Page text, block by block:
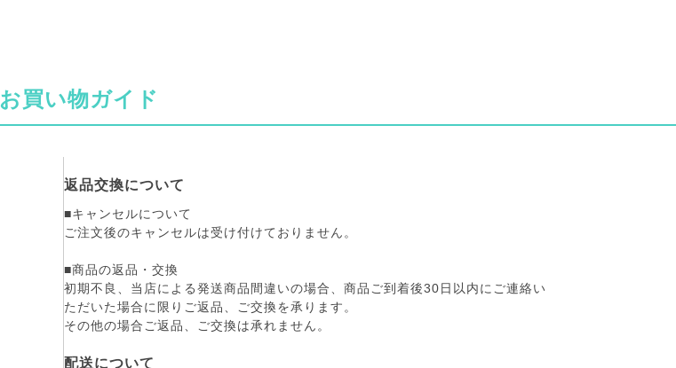
お買い物ガイド
返品交換について
■キャンセルについて
ご注文後のキャンセルは受け付けておりません。
■商品の返品・交換
初期不良、当店による発送商品間違いの場合、商品ご到着後30日以内にご連絡い
ただいた場合に限りご返品、ご交換を承ります。
その他の場合ご返品、ご交換は承れません。
配送について